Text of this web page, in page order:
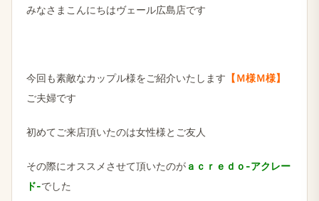
みなさまこんにちはヴェール広島店です
今回も素敵なカップル様をご紹介いたします 【Ｍ様Ｍ様】
ご夫婦です
初めてご来店頂いたのは女性様とご友人
その際にオススメさせて頂いたのが ａｃｒｅｄｏ-アクレー
ド-でした